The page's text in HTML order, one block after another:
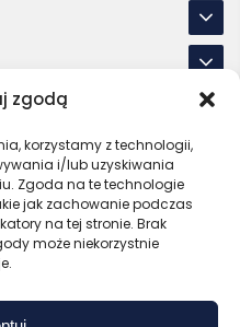
zgodą
korzystamy z technologii,
i/lub uzyskiwania
Zgoda na te technologie
jak zachowanie podczas
na tej stronie. Brak
może niekorzystnie